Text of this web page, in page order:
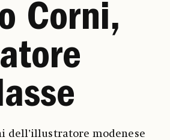
Corni,
dell’illustratore modenese